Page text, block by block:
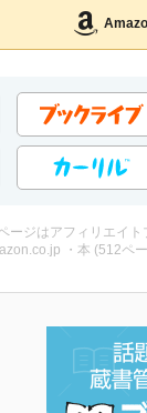
ージはアフィリエイ
・本 (512ペ